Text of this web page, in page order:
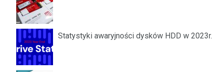
Statystyki awaryjności dysków HDD w 2023r.